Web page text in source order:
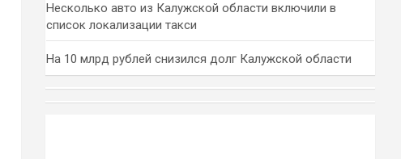
Несколько авто из Калужской области включили в
список локализации такси
На 10 млрд рублей снизился долг Калужской области